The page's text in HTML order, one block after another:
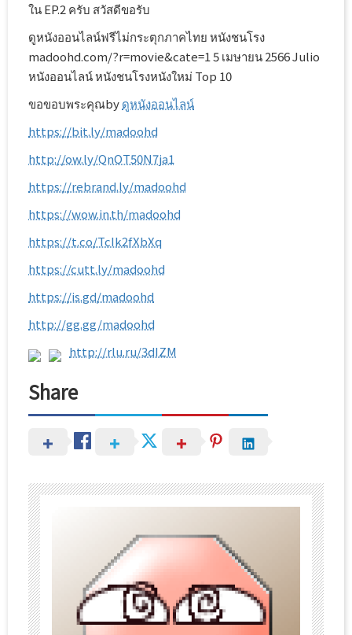
ใน EP.2 ครับ สวัสดีขอรับ
ดูหนังออนไลน์ฟรีไม่กระตุกภาคไทย หนังชนโรง
madoohd.com/?r=movie&cate=1 5 เมษายน 2566 Julio
หนังออนไลน์ หนังชนโรงหนังใหม่ Top 10
ขอขอบพระคุณbyดูหนังออนไลน์
https://bit.ly/madoohd
http://ow.ly/QnOT50N7ja1
https://rebrand.ly/madoohd
https://wow.in.th/madoohd
https://t.co/TcIk2fXbXq
https://cutt.ly/madoohd
https://is.gd/madoohd
http://gg.gg/madoohd
http://rlu.ru/3dIZM
Share